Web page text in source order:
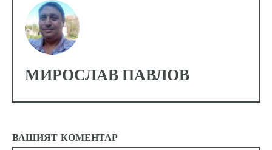
МИРОСЛАВ ПАВЛОВ
ВАШИЯТ КОМЕНТАР